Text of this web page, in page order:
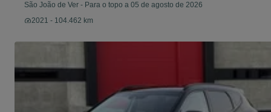
São João de Ver - Para o topo a 05 de agosto de 2026
2021 - 104.462 km